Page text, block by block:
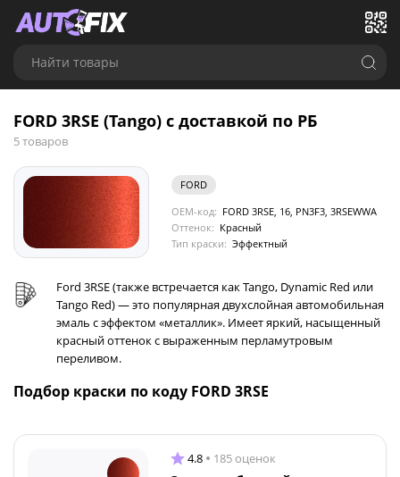
Найти товары
FORD 3RSE (Tango) с доставкой по РБ
5 товаров
FORD
OEM-код: FORD 3RSE, 16, PN3F3, 3RSEWWA
Оттенок: Красный
Тип краски: Эффектный
Ford 3RSE (также встречается как Tango, Dynamic Red или
Tango Red) — это популярная двухслойная автомобильная
эмаль с эффектом «металлик». Имеет яркий, насыщенный
красный оттенок с выраженным перламутровым
переливом.
Подбор краски по коду FORD 3RSE
4.8 185 оценок